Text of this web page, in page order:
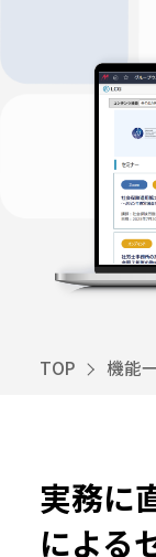
TOP 機能
実務に
による